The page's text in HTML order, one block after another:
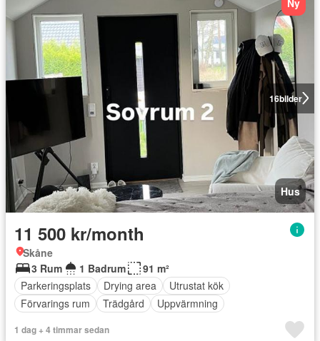
16bilder
Hus
11 500 kr/month
Skåne
3 Rum
1 Badrum
91 m²
Parkeringsplats
Drying area
Utrustat kök
Förvarings rum
Trädgård Uppvärmning
1 dag + 4 timmar sedan